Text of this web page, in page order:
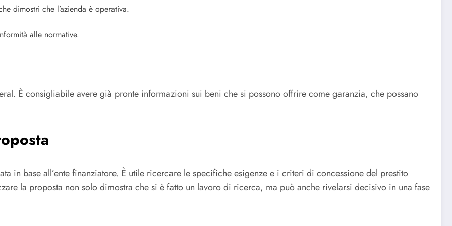
dimostri che l’azienda è operativa.
alle normative.
È consigliabile avere già pronte informazioni sui beni che si possono offrire come garanzia, che possano
in base all’ente finanziatore. È utile ricercare le specifiche esigenze e i criteri di concessione del prestito
la proposta non solo dimostra che si è fatto un lavoro di ricerca, ma può anche rivelarsi decisivo in una fase